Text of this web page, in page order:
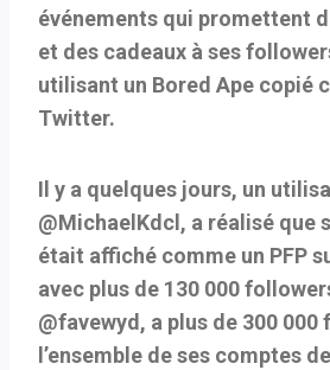
événements qui promettent
et des cadeaux à ses
utilisant un Bored Ape copié
Twitter.
Il y a quelques jours, un
@MichaelKdcl, a réalisé que
était affiché comme un PFP
avec plus de 130 000
@favewyd, a plus de 300
l’ensemble de ses comptes